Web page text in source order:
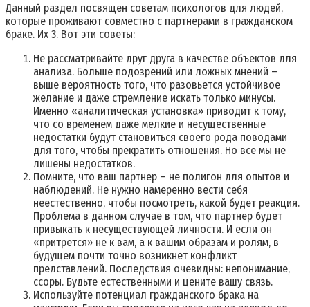
Данный раздел посвящен советам психологов для людей,
которые проживают совместно с партнерами в гражданском
браке. Их 3. Вот эти советы:
Не рассматривайте друг друга в качестве объектов для
анализа. Больше подозрений или ложных мнений –
выше вероятность того, что разовьется устойчивое
желание и даже стремление искать только минусы.
Именно «аналитическая установка» приводит к тому,
что со временем даже мелкие и несущественные
недостатки будут становиться своего рода поводами
для того, чтобы прекратить отношения. Но все мы не
лишены недостатков.
Помните, что ваш партнер – не полигон для опытов и
наблюдений. Не нужно намеренно вести себя
неестественно, чтобы посмотреть, какой будет реакция.
Проблема в данном случае в том, что партнер будет
привыкать к несуществующей личности. И если он
«притрется» не к вам, а к вашим образам и ролям, в
будущем почти точно возникнет конфликт
представлений. Последствия очевидны: непонимание,
ссоры. Будьте естественными и цените вашу связь.
Используйте потенциал гражданского брака на